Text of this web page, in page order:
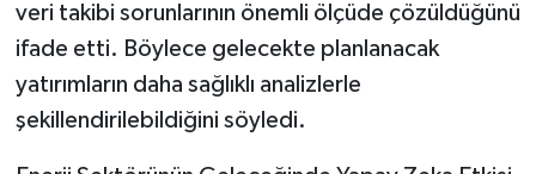
veri takibi sorunlarının önemli ölçüde çözüldüğünü
ifade etti. Böylece gelecekte planlanacak
yatırımların daha sağlıklı analizlerle
şekillendirilebildiğini söyledi.